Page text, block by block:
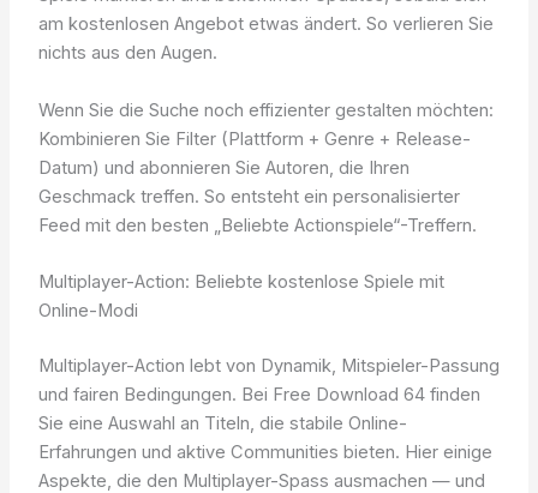
am kostenlosen Angebot etwas ändert. So verlieren Sie
nichts aus den Augen.
Wenn Sie die Suche noch effizienter gestalten möchten:
Kombinieren Sie Filter (Plattform + Genre + Release-
Datum) und abonnieren Sie Autoren, die Ihren
Geschmack treffen. So entsteht ein personalisierter
Feed mit den besten „Beliebte Actionspiele“-Treffern.
Multiplayer-Action: Beliebte kostenlose Spiele mit
Online-Modi
Multiplayer-Action lebt von Dynamik, Mitspieler-Passung
und fairen Bedingungen. Bei Free Download 64 finden
Sie eine Auswahl an Titeln, die stabile Online-
Erfahrungen und aktive Communities bieten. Hier einige
Aspekte, die den Multiplayer-Spass ausmachen — und